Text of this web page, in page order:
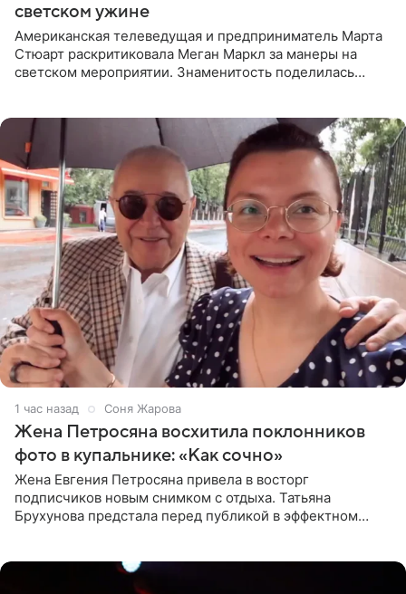
светском ужине
Американская телеведущая и предприниматель Марта
Стюарт раскритиковала Меган Маркл за манеры на
светском мероприятии. Знаменитость поделилась
1 час назад Соня Жарова
Жена Петросяна восхитила поклонников
фото в купальнике: «Как сочно»
Жена Евгения Петросяна привела в восторг
подписчиков новым снимком с отдыха. Татьяна
Брухунова предстала перед публикой в эффектном